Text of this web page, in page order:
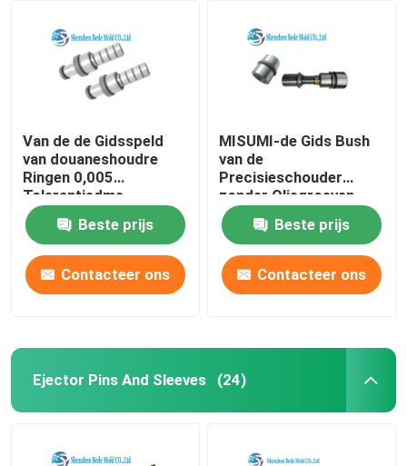
Van de de Gidsspeld
van douaneshoudre
Ringen 0,005
Tolerantiedme
Standaardvorm
Beste prijs
Contacteer ons
MISUMI-de Gids Bush
van de
Precisieschouder
zonder Oliegroeven
voor het Stempelen
MatrijzenBeste prijs
Contacteer ons
Ejector Pins And Sleeves (24)